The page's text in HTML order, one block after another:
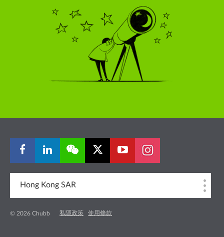
Hong Kong SAR
© 2026 Chubb 私隱政策 使用條款